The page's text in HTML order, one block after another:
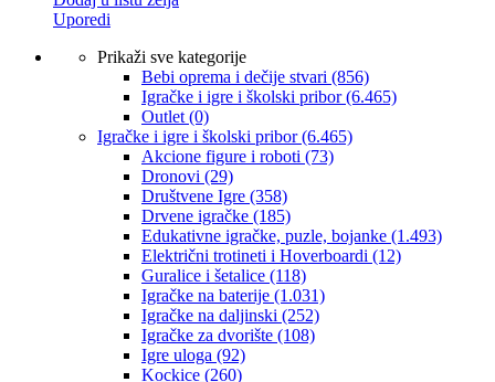
Uporedi
Prikaži sve kategorije
Bebi oprema i dečije stvari (856)
Igračke i igre i školski pribor(6.465)
Outlet (0)
Igračke i igre i školski pribor(6.465)
Akcione figure i roboti (73)
Dronovi (29)
Društvene Igre (358)
Drvene igračke (185)
Edukativne igračke, puzle, bojanke (1.493)
Električni trotineti i Hoverboardi (12)
Guralice i šetalice (118)
Igračke na baterije (1.031)
Igračke na daljinski (252)
‎Igračke za dvorište (108)
Igre uloga (92)
Kockice (260)